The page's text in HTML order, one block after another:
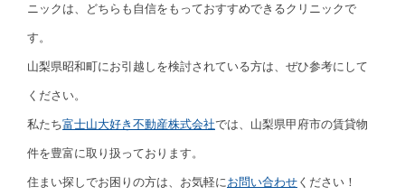
ニックは、どちらも自信をもっておすすめできるクリニックで
す。
山梨県昭和町にお引越しを検討されている方は、ぜひ参考にして
ください。
私たち富士山大好き不動産株式会社では、山梨県甲府市の賃貸物
件を豊富に取り扱っております。
住まい探しでお困りの方は、お気軽に お問い合わせ ください！